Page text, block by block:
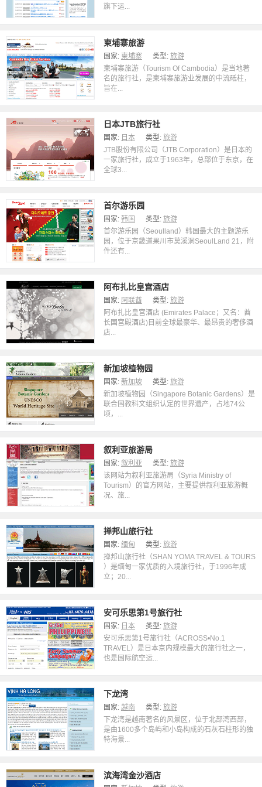
旗下运...
柬埔寨旅游
国家: 柬埔寨 类型: 旅游
柬埔寨旅游（Tourism Of Cambodia）是当地著
名的旅行社，是柬埔寨旅游业发展的中流砥柱，
旨在...
日本JTB旅行社
国家: 日本 类型: 旅游
JTB股份有限公司（JTB Corporation）是日本的
一家旅行社，成立于1963年，总部位于东京，在
全球3...
首尔游乐园
国家: 韩国 类型: 旅游
首尔游乐园（Seoulland）韩国最大的主题游乐
园，位于京畿道果川市莫溪洞SeoulLand 21，附
件还有...
阿布扎比皇宫酒店
国家: 阿联酋 类型: 旅游
阿布扎比皇宫酒店 (Emirates Palace；又名：酋
长国宫殿酒店)目前全球最豪华、最昂贵的奢侈酒
店...
新加坡植物园
国家: 新加坡 类型: 旅游
新加坡植物园（Singapore Botanic Gardens）是
联合国教科文组织认定的世界遗产，占地74公
顷，...
叙利亚旅游局
国家: 叙利亚 类型: 旅游
该网站为叙利亚旅游局（Syria Ministry of
Tourism）的官方网站，主要提供叙利亚旅游概
况、旅...
掸邦山旅行社
国家: 缅甸 类型: 旅游
掸邦山旅行社（SHAN YOMA TRAVEL & TOURS
）是缅甸一家优质的入境旅行社，于1996年成
立；20...
安可乐思第1号旅行社
国家: 日本 类型: 旅游
安可乐思第1号旅行社（ACROSS•No.1
TRAVEL）是日本京内规模最大的旅行社之一，
也是国际航空运...
下龙湾
国家: 越南 类型: 旅游
下龙湾是越南著名的风景区，位于北部湾西部，
是由1600多个岛屿和小岛构成的石灰石柱形的独
特海景...
滨海湾金沙酒店